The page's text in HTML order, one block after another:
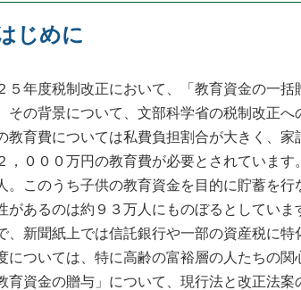
じめに
年度税制改正において、「教育資金の一括
その背景について、文部科学省の税制改正へ
育費については私費負担割合が大きく、家
，０００万円の教育費が必要とされていま
。このうち子供の教育資金を目的に貯蓄を
があるのは約９３万人にものぼるとしていま
新聞紙上では信託銀行や一部の資産税に特
については、特に高齢の富裕層の人たちの
育資金の贈与」について、現行法と改正法